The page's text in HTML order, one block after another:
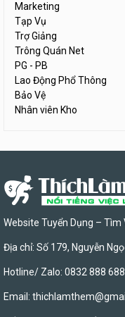
Marketing
Tạp Vụ
Trợ Giảng
Trông Quán Net
PG - PB
Lao Động Phổ Thông
Bảo Vệ
Nhân viên Kho
Website Tuyển Dụng – Tìm
Địa chỉ: Số 179, Nguyễn
Hotline/ Zalo: 0832 888 688
Email: